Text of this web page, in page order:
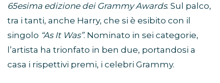
65esima edizione dei Grammy Awards. Sul palco,
tra i tanti, anche Harry, che si è esibito con il
singolo “As It Was”. Nominato in sei categorie,
l’artista ha trionfato in ben due, portandosi a
casa i rispettivi premi, i celebri Grammy.